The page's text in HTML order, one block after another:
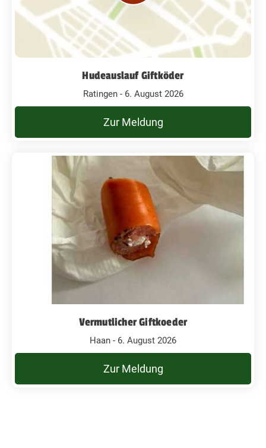
Hudeauslauf Giftköder
Ratingen - 6. August 2026
Zur Meldung
Vermutlicher Giftkoeder
Haan - 6. August 2026
Zur Meldung